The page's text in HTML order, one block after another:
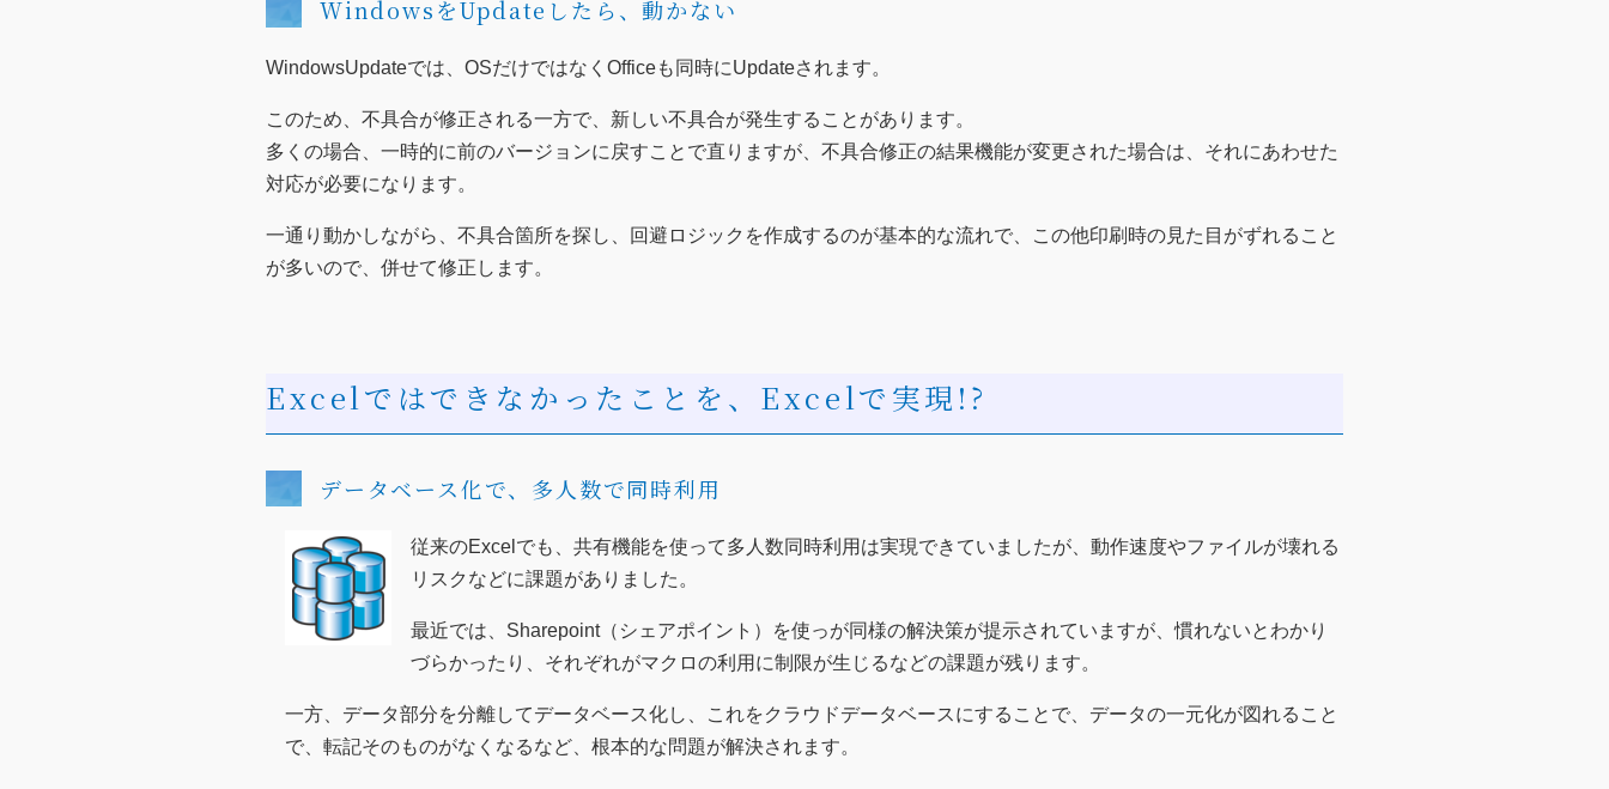
WindowsをUpdateしたら、動かない
WindowsUpdateでは、OSだけではなくOfficeも同時にUpdateされます。
このため、不具合が修正される一方で、新しい不具合が発生することがあります。
多くの場合、一時的に前のバージョンに戻すことで直りますが、不具合修正の結果機能が変更された場合は、それにあわせた
対応が必要になります。
一通り動かしながら、不具合箇所を探し、回避ロジックを作成するのが基本的な流れで、この他印刷時の見た目がずれること
が多いので、併せて修正します。
Excelではできなかったことを、Excelで実現!?
データベース化で、多人数で同時利用
従来のExcelでも、共有機能を使って多人数同時利用は実現できていましたが、動作速度やファイルが壊れる
リスクなどに課題がありました。
最近では、Sharepoint（シェアポイント）を使っが同様の解決策が提示されていますが、慣れないとわかり
づらかったり、それぞれがマクロの利用に制限が生じるなどの課題が残ります。
一方、データ部分を分離してデータベース化し、これをクラウドデータベースにすることで、データの一元化が図れること
で、転記そのものがなくなるなど、根本的な問題が解決されます。